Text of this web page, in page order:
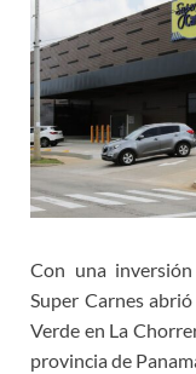
Con una
Super Carnes
Verde en La
provincia de